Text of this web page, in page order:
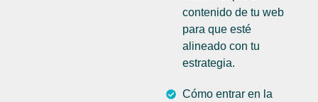
contenido de tu web
para que esté
alineado con tu
estrategia.
Cómo entrar en la